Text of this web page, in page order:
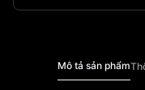
Mô tả sản phẩm